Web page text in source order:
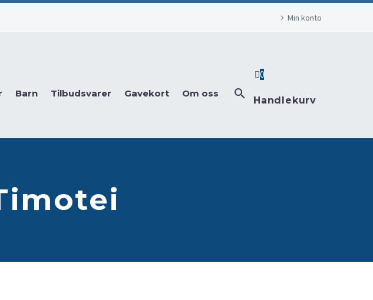
Min konto
Barn Tilbudsvarer Gavekort Om oss
0
Handlekurv